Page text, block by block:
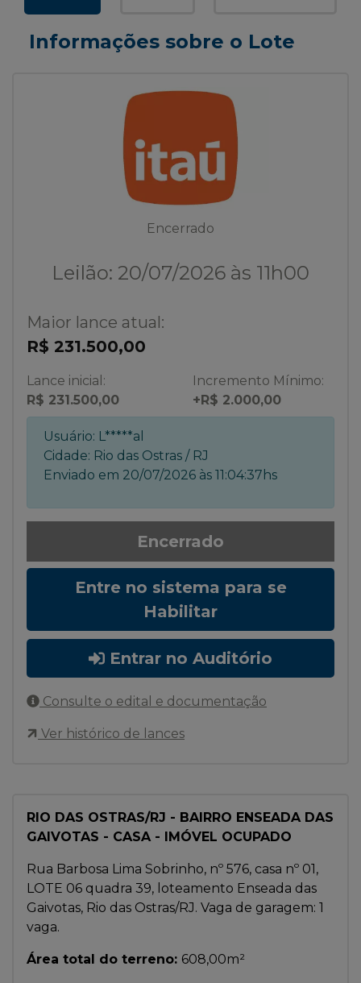
Informações sobre o Lote
RIO DAS OSTRAS/RJ - BAIRRO ENSEADA DAS
GAIVOTAS - CASA - IMÓVEL OCUPADO
Rua Barbosa Lima Sobrinho, nº 576, casa nº 01,
LOTE 06 quadra 39, loteamento Enseada das
Gaivotas, Rio das Ostras/RJ. Vaga de garagem: 1
vaga.
Área total do terreno: 608,00m²
Encerrado
Leilão: 20/07/2026 às 11h00
Maior lance atual:
R$ 231.500,00
Lance inicial:
R$ 231.500,00
Incremento Mínimo:
+R$ 2.000,00
Usuário: L*****al
Cidade: Rio das Ostras / RJ
Enviado em 20/07/2026 às 11:04:37hs
Encerrado
Entre no sistema para se
Habilitar
Entrar no Auditório
Consulte o edital e documentação
Ver histórico de lances